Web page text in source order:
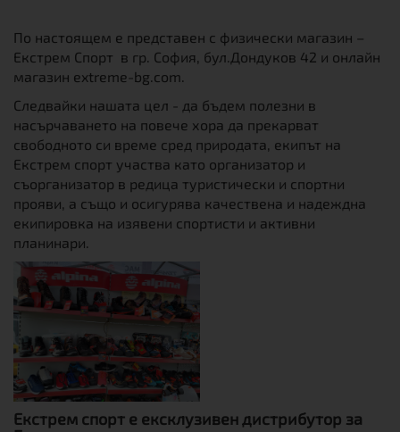
По настоящем е представен с физически магазин –
Екстрем Спорт в гр. София, бул.Дондуков 42 и онлайн
магазин extreme-bg.com.
Следвайки нашата цел - да бъдем полезни в
насърчаването на повече хора да прекарват
свободното си време сред природата, екипът на
Екстрем спорт участва като организатор и
съорганизатор в редица туристически и спортни
прояви, а също и осигурява качествена и надеждна
екипировка на изявени спортисти и активни
планинари.
Екстрем спорт е ексклузивен дистрибутор за